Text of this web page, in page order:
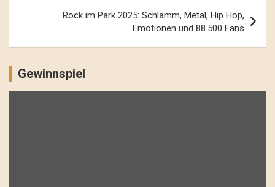
Rock im Park 2025: Schlamm, Metal, Hip Hop,
Emotionen und 88.500 Fans
Gewinnspiel